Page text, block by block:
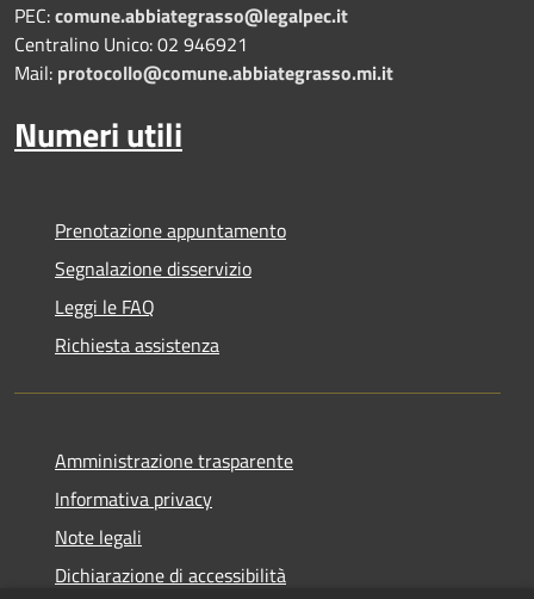
PEC:comune.abbiategrasso@legalpec.it
Centralino Unico: 02 946921
Mail: protocollo@comune.abbiategrasso.mi.it
Numeri utili
Prenotazione appuntamento
Segnalazione disservizio
Leggi le FAQ
Richiesta assistenza
Amministrazione trasparente
Informativa privacy
Note legali
Dichiarazione di accessibilità